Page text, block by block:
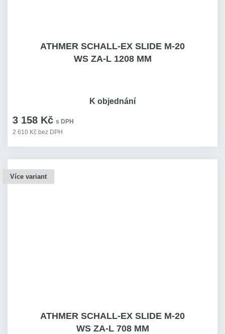
ATHMER SCHALL-EX SLIDE M-20
WS ZA-L 1208 MM
3 158 Kč s DPH
2 610 Kč bez DPH
K objednání
Více variant
ATHMER SCHALL-EX SLIDE M-20
WS ZA-L 708 MM